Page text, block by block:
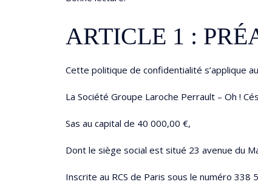
ARTICLE 1 :
Cette politique de confidentialité s’applique
La Société Groupe Laroche Perrault – Oh !
Sas au capital de 40 000,00 €,
Dont le siège social est situé 23 avenue du
Inscrite au RCS de Paris sous le numéro 338